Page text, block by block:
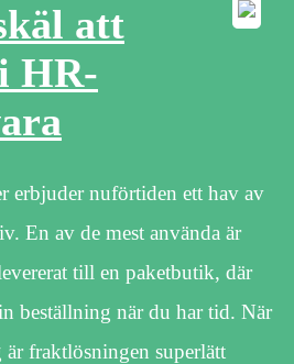
att
HR-
erbjuder nuförtiden ett hav av
En av de mest använda är
till en paketbutik, där
beställning när du har tid. När
fraktlösningen superlätt